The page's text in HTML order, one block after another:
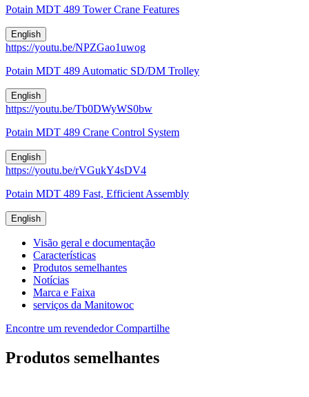
Potain MDT 489 Tower Crane Features
English
https://youtu.be/NPZGao1uwog
Potain MDT 489 Automatic SD/DM Trolley
English
https://youtu.be/Tb0DWyWS0bw
Potain MDT 489 Crane Control System
English
https://youtu.be/rVGukY4sDV4
Potain MDT 489 Fast, Efficient Assembly
English
Visão geral e documentação
Características
Produtos semelhantes
Notícias
Marca e Faixa
serviços da Manitowoc
Encontre um revendedor Compartilhe
Produtos semelhantes